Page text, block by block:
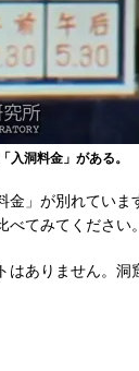
洞料金」がある。
金」が別れてい
てみてください。
はありません。